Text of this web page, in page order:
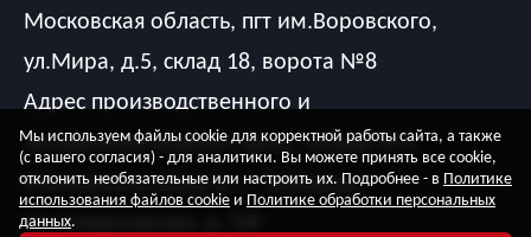
Московская область, пгт им.Воровского,
ул.Мира, д.5, склад 18, ворота №8
Адрес производственного и
экспериментального цеха, склада №2:
Московская область, г. Люберцы,
ул. Смирновская, д. 2Ж
Мы используем файлы cookie для корректной работы сайта, а также
(с вашего согласия) - для аналитики. Вы можете принять все cookie,
отклонить необязательные или настроить их. Подробнее - в Политике
использования файлов cookie и Политике обработки персональных
данных.